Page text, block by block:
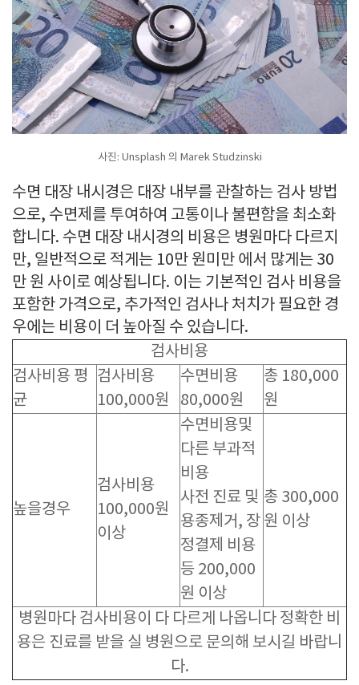
사진: Unsplash 의 Marek Studzinski
수면 대장 내시경은 대장 내부를 관찰하는 검사 방법
으로, 수면제를 투여하여 고통이나 불편함을 최소화
합니다. 수면 대장 내시경의 비용은 병원마다 다르지
만, 일반적으로 적게는 10만 원미만 에서 많게는 30
만 원 사이로 예상됩니다. 이는 기본적인 검사 비용을
포함한 가격으로, 추가적인 검사나 처치가 필요한 경
우에는 비용이 더 높아질 수 있습니다.
검사비용
검사비용 평
균
검사비용
100,000원
수면비용
80,000원
총 180,000
원
높을경우
검사비용
100,000원
이상
수면비용및
다른 부과적
비용
사전 진료 및
용종제거, 장
정결제 비용
등 200,000
원 이상
총 300,000
원 이상
병원마다 검사비용이 다 다르게 나옵니다 정확한 비
용은 진료를 받을 실 병원으로 문의해 보시길 바랍니
다.